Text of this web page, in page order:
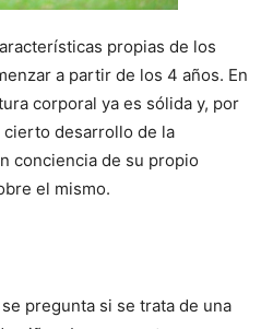
propias de los
a partir de los 4 años. En
corporal ya es sólida y, por
desarrollo de la
conciencia de su propio
el mismo.
pregunta si se trata de una